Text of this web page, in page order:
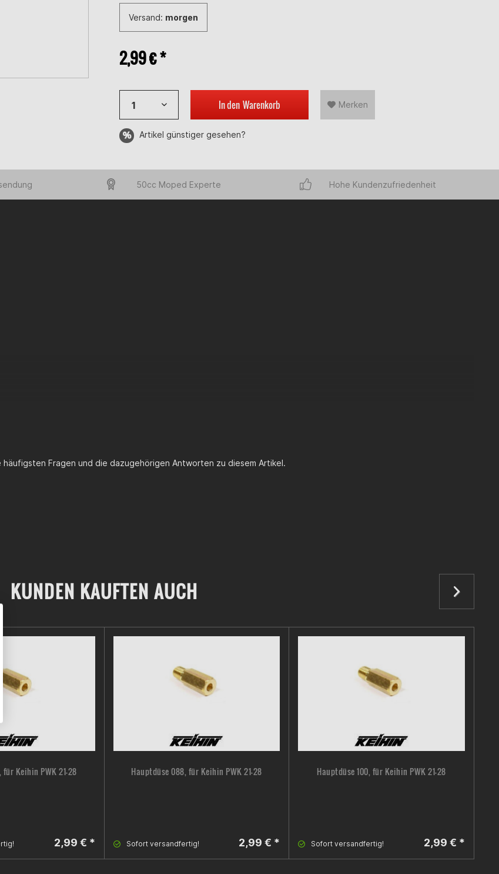
Versand: morgen
2,99 € *
In den Warenkorb Merken
Artikel günstiger gesehen?
50cc Moped Experte Hohe Kundenzufriedenheit
Fragen und die dazugehörigen Antworten zu diesem Artikel.
KUNDEN KAUFTEN AUCH
Keihin PWK 21-28
2,99 € *
Hauptdüse 088, für Keihin PWK 21-28
Sofort versandfertig! 2,99 € *
Hauptdüse 100, für Keihin PWK 21-28
Sofort versandfertig! 2,99 € *